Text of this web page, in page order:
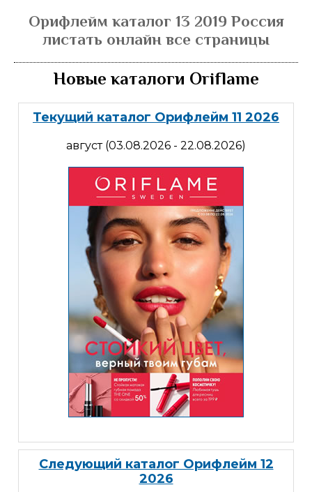
Орифлейм каталог 13 2019 Россия
листать онлайн все страницы
Новые каталоги Oriflame
Текущий каталог Орифлейм 11 2026
август (03.08.2026 - 22.08.2026)
Следующий каталог Орифлейм 12
2026